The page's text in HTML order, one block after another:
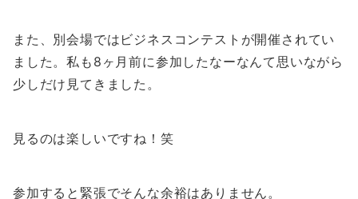
また、別会場ではビジネスコンテストが開催されてい
ました。私も8ヶ月前に参加したなーなんて思いながら
少しだけ見てきました。
見るのは楽しいですね！笑
参加すると緊張でそんな余裕はありません。